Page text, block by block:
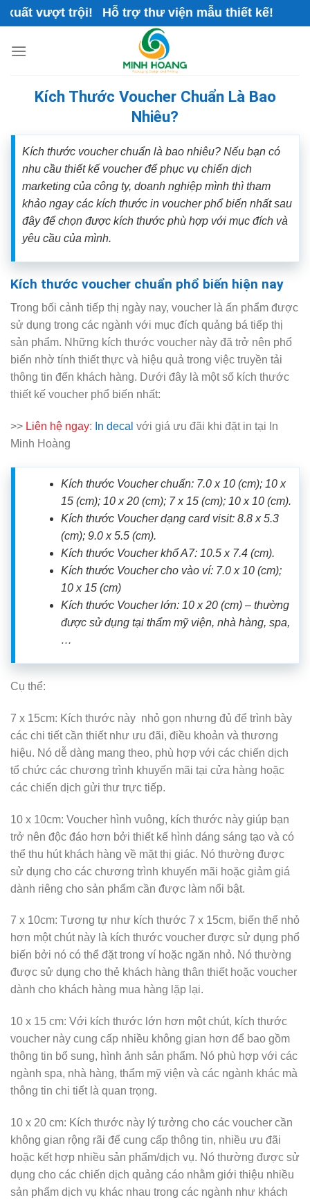
Skip
to
vượt trội! Hỗ trợ thư viện mẫu thiết kế!
Kích Thước Voucher Chuẩn Là Bao
Nhiêu?
Kích thước voucher chuẩn là bao nhiêu? Nếu bạn có
nhu cầu thiết kế voucher để phục vụ chiến dịch
marketing của công ty, doanh nghiệp mình thì tham
khảo ngay các kích thước in voucher phổ biến nhất sau
đây để chọn được kích thước phù hợp với mục đích và
yêu cầu của mình.
Kích thước voucher chuẩn phổ biến hiện nay
Trong bối cảnh tiếp thị ngày nay, voucher là ấn phẩm được
sử dụng trong các ngành với mục đích quảng bá tiếp thị
sản phẩm. Những kích thước voucher này đã trở nên phổ
biến nhờ tính thiết thực và hiệu quả trong việc truyền tải
thông tin đến khách hàng. Dưới đây là một số kích thước
thiết kế voucher phổ biến nhất:
>> Liên hệ ngay: In decal với giá ưu đãi khi đặt in tại In
Minh Hoàng
Kích thước Voucher chuẩn: 7.0 x 10 (cm); 10 x
15 (cm); 10 x 20 (cm); 7 x 15 (cm); 10 x 10 (cm).
Kích thước Voucher dạng card visit: 8.8 x 5.3
(cm); 9.0 x 5.5 (cm).
Kích thước Voucher khổ A7: 10.5 x 7.4 (cm).
Kích thước Voucher cho vào ví: 7.0 x 10 (cm);
10 x 15 (cm)
Kích thước Voucher lớn: 10 x 20 (cm) – thường
được sử dụng tại thẩm mỹ viện, nhà hàng, spa,
…
Cụ thể:
7 x 15cm: Kích thước này nhỏ gọn nhưng đủ để trình bày
các chi tiết cần thiết như ưu đãi, điều khoản và thương
hiệu. Nó dễ dàng mang theo, phù hợp với các chiến dịch
tổ chức các chương trình khuyến mãi tại cửa hàng hoặc
các chiến dịch gửi thư trực tiếp.
10 x 10cm: Voucher hình vuông, kích thước này giúp bạn
trở nên độc đáo hơn bởi thiết kế hình dáng sáng tạo và có
thể thu hút khách hàng về mặt thị giác. Nó thường được
sử dụng cho các chương trình khuyến mãi hoặc giảm giá
dành riêng cho sản phẩm cần được làm nổi bật.
7 x 10cm: Tương tự như kích thước 7 x 15cm, biến thể nhỏ
hơn một chút này là kích thước voucher được sử dụng phổ
biến bởi nó có thể đặt trong ví hoặc ngăn nhỏ. Nó thường
được sử dụng cho thẻ khách hàng thân thiết hoặc voucher
dành cho khách hàng mua hàng lặp lại.
10 x 15 cm: Với kích thước lớn hơn một chút, kích thước
voucher này cung cấp nhiều không gian hơn để bao gồm
thông tin bổ sung, hình ảnh sản phẩm. Nó phù hợp với các
ngành spa, nhà hàng, thẩm mỹ viện và các ngành khác mà
thông tin chi tiết là quan trọng.
10 x 20 cm: Kích thước này lý tưởng cho các voucher cần
không gian rộng rãi để cung cấp thông tin, nhiều ưu đãi
hoặc kết hợp nhiều sản phẩm/dịch vụ. Nó thường được sử
dụng cho các chiến dịch quảng cáo nhằm giới thiệu nhiều
sản phẩm dịch vụ khác nhau trong các ngành như khách